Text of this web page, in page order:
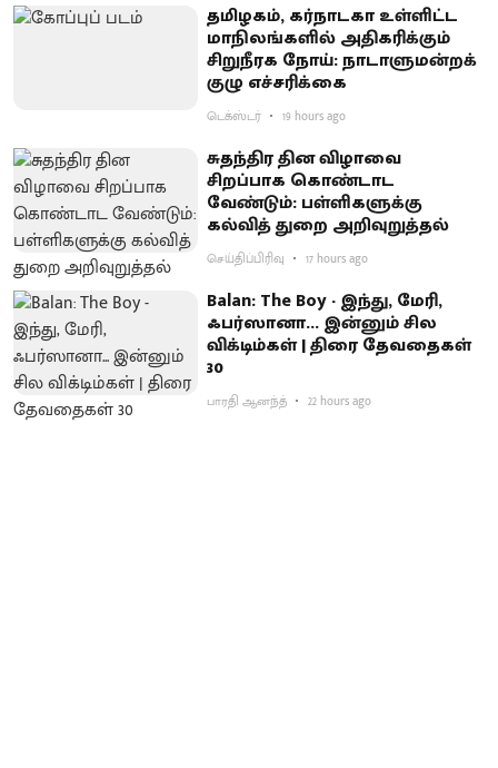
தமிழகம், கர்நாடகா உள்ளிட்ட
மாநிலங்களில் அதிகரிக்கும்
சிறுநீரக நோய்: நாடாளுமன்றக்
குழு எச்சரிக்கை
டெக்ஸ்டர் 19 hours ago
சுதந்திர தின விழாவை
சிறப்பாக கொண்டாட
வேண்டும்: பள்ளிகளுக்கு
கல்வித் துறை அறிவுறுத்தல்
செய்திப்பிரிவு 17 hours ago
Balan: The Boy - இந்து, மேரி,
ஃபர்ஸானா... இன்னும் சில
விக்டிம்கள் | திரை தேவதைகள்
30
பாரதி ஆனந்த் 22 hours ago